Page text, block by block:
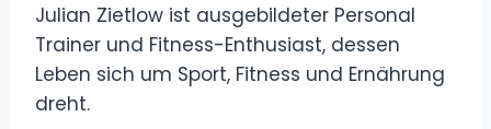
Julian Zietlow ist ausgebildeter Personal
Trainer und Fitness-Enthusiast, dessen
Leben sich um Sport, Fitness und Ernährung
dreht.